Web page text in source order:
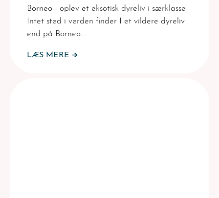
Borneo - oplev et eksotisk dyreliv i særklasse
Intet sted i verden finder I et vildere dyreliv
end på Borneo.…
LÆS MERE